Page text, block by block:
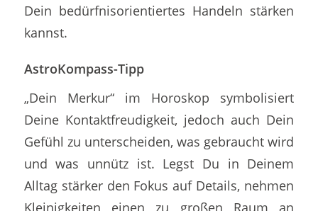
Dein bedürfnisorientiertes Handeln stärken
kannst.
AstroKompass-Tipp
„Dein Merkur“ im Horoskop symbolisiert
Deine Kontaktfreudigkeit, jedoch auch Dein
Gefühl zu unterscheiden, was gebraucht wird
und was unnütz ist. Legst Du in Deinem
Alltag stärker den Fokus auf Details, nehmen
Kleinigkeiten einen zu großen Raum an